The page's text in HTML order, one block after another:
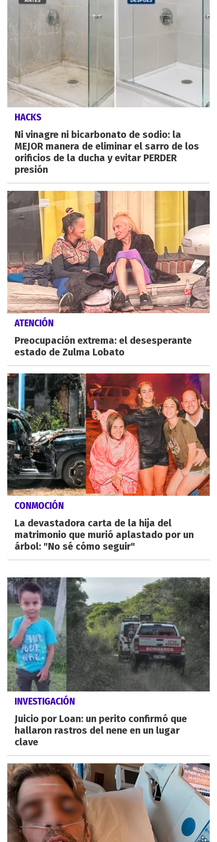
HACKS
Ni vinagre ni bicarbonato de sodio: la
MEJOR manera de eliminar el sarro de los
orificios de la ducha y evitar PERDER
presión
ATENCIÓN
Preocupación extrema: el desesperante
estado de Zulma Lobato
CONMOCIÓN
La devastadora carta de la hija del
matrimonio que murió aplastado por un
árbol: "No sé cómo seguir"
INVESTIGACIÓN
Juicio por Loan: un perito confirmó que
hallaron rastros del nene en un lugar
clave